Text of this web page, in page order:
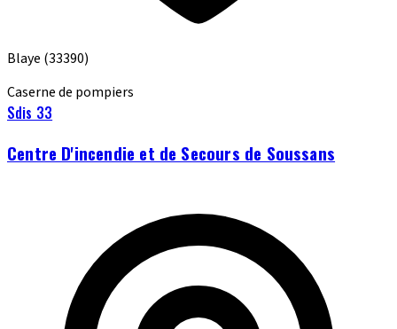
Blaye (33390)
Caserne de pompiers
Sdis 33
Centre D'incendie et de Secours de Soussans